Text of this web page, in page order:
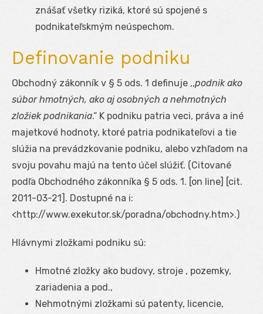
znášať všetky riziká, ktoré sú spojené s
podnikateľskmým neúspechom.
Definovanie podniku
Obchodný zákonník v § 5 ods. 1 definuje ,,podnik ako
súbor hmotných, ako aj osobných a nehmotných
zložiek podnikania.“ K podniku patria veci, práva a iné
majetkové hodnoty, ktoré patria podnikateľovi a tie
slúžia na prevádzkovanie podniku, alebo vzhľadom na
svoju povahu majú na tento účel slúžiť. (Citované
podľa Obchodného zákonníka § 5 ods. 1. [on line] [cit.
2011-03-21]. Dostupné na i:
<http://www.exekutor.sk/poradna/obchodny.htm>.)
Hlávnymi zložkami podniku sú:
Hmotné zložky ako budovy, stroje , pozemky,
zariadenia a pod.,
Nehmotnými zložkami sú patenty, licencie,